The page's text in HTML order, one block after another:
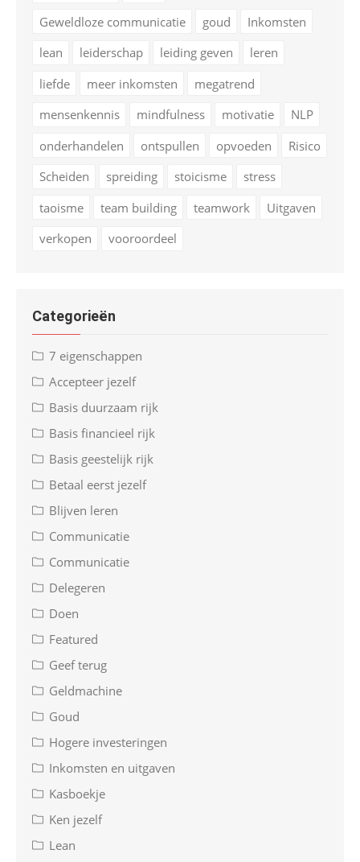
Geweldloze communicatie
goud
Inkomsten
lean
leiderschap leiding geven
leren
liefde
meer inkomsten
megatrend
mensenkennis
mindfulness motivatie
NLP
onderhandelen
ontspullen opvoeden
Risico
Scheiden
spreiding stoicisme
stress
taoisme
team building teamwork
Uitgaven
verkopen
vooroordeel
Categorieën
7 eigenschappen
Accepteer jezelf
Basis duurzaam rijk
Basis financieel rijk
Basis geestelijk rijk
Betaal eerst jezelf
Blijven leren
Communicatie
Communicatie
Delegeren
Doen
Featured
Geef terug
Geldmachine
Goud
Hogere investeringen
Inkomsten en uitgaven
Kasboekje
Ken jezelf
Lean